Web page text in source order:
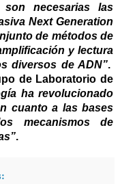
necesarias las
Next Generation
de métodos de
y lectura
diversos de ADN”.
de Laboratorio de
ha revolucionado
cuanto a las bases
mecanismos de
.